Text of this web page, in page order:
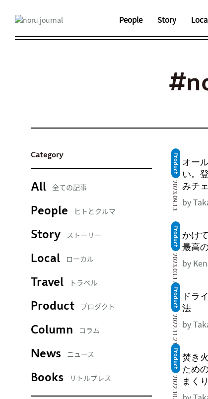
People Story
Category
All 全ての記事
People ヒトとクルマ
Story ストーリー
Local ローカル
Travel トラベル
Product プロダクト
Column コラム
News ニュース
Books リトルプレス
Product
2023.09.13
オー
い。
みチ
by
Product
2023.03.17
かけ
最高
by
Product
2022.11.21
ドラ
法
by
Product
2022.10.31
焚き
ため
まく